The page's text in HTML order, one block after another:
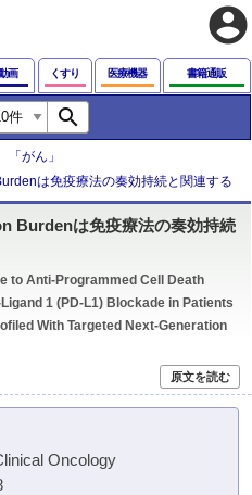
account_circle
画 くすり 医療機器 書籍通販
search
「がん」
は免疫療法の奏効持続と関連する
Burdenは免疫療法の奏効持続
to Anti-Programmed Cell Death
1 (PD-L1) Blockade in Patients
With Targeted Next-Generation
原文を読む
Oncology